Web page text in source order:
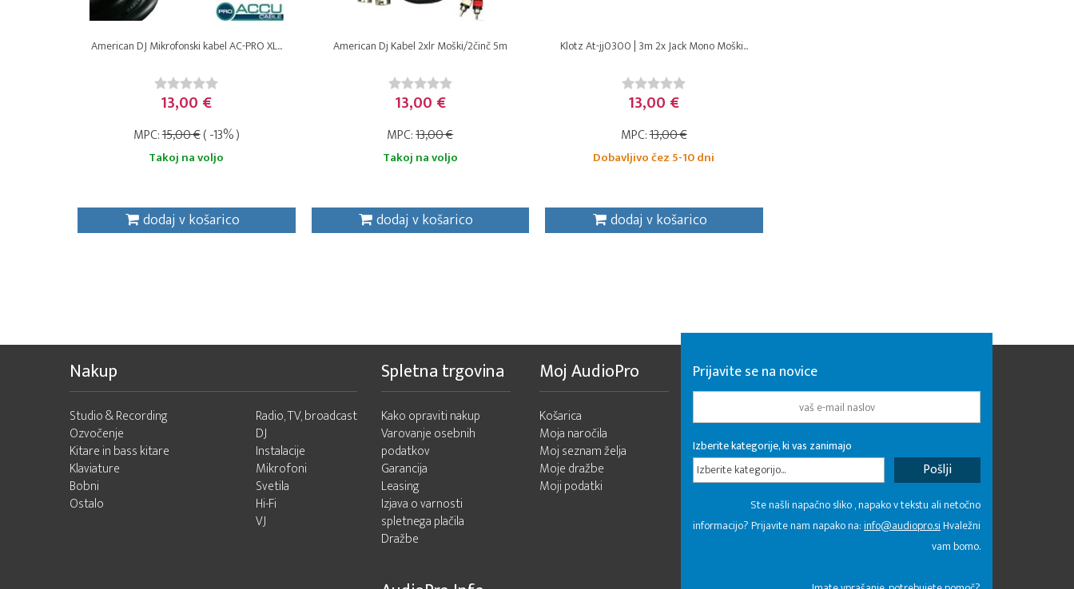
American DJ Mikrofonski kabel AC-PRO XL...
13,00 €
MPC:15,00 €( -13% )
Takoj na voljo
dodaj v košarico
American Dj Kabel 2xlr Moški/2činč 5m
13,00 €
MPC:13,00 €
Takoj na voljo
dodaj v košarico
Klotz At-jj0300 | 3m 2x Jack Mono Moški...
13,00 €
MPC:13,00 €
Dobavljivo čez 5-10 dni
dodaj v košarico
Nakup
Studio & Recording
Ozvočenje
Kitare in bass kitare
Klaviature
Bobni
Ostalo
Radio, TV, broadcast
DJ
Instalacije
Mikrofoni
Svetila
Hi-Fi
VJ
Spletna trgovina
Kako opraviti nakup
Varovanje osebnih
podatkov
Garancija
Leasing
Izjava o varnosti
spletnega plačila
Dražbe
Moj AudioPro
Košarica
Moja naročila
Moj seznam želja
Moje dražbe
Moji podatki
Prijavite se na novice
Izberite kategorije, ki vas zanimajo
Izberite kategorijo...
Ste našli napačno sliko , napako v tekstu ali netočno
informacijo? Prijavite nam napako na:info@audiopro.siHvaležni
vam bomo.